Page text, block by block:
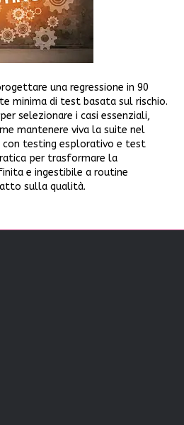
una regressione in 90
minima di test basata sul rischio.
selezionare i casi essenziali,
mantenere viva la suite nel
con testing esplorativo e test
per trasformare la
e ingestibile a routine
sulla qualità.